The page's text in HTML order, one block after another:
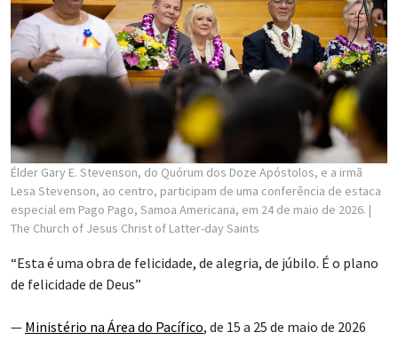
Élder Gary E. Stevenson, do Quórum dos Doze Apóstolos, e a irmã
Lesa Stevenson, ao centro, participam de uma conferência de estaca
especial em Pago Pago, Samoa Americana, em 24 de maio de 2026. |
The Church of Jesus Christ of Latter-day Saints
“Esta é uma obra de felicidade, de alegria, de júbilo. É o plano
de felicidade de Deus”
— Ministério na Área do Pacífico, de 15 a 25 de maio de 2026